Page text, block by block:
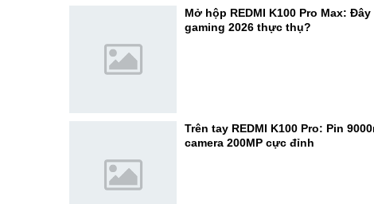
Mở hộp REDMI K100 Pro Max:
gaming 2026 thực thụ?
Trên tay REDMI K100 Pro: Pin
camera 200MP cực đỉnh